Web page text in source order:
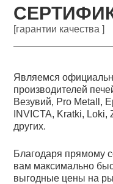
[гарантии качества ]
Являемся
производителей
Везувий, Pro Metall,
INVICTA, Kratki, Loki,
других.
Благодаря прямому
вам максимально
выгодные цены на